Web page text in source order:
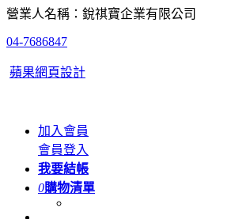
營業人名稱：銳祺寶企業有限公司
04-7686847
蘋果網頁設計
加入會員
會員登入
我要結帳
0購物清單